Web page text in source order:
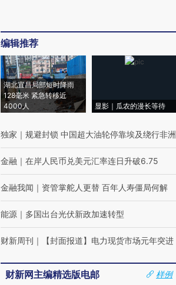
编辑推荐
湖北宜昌局部短时降雨
128毫米 紧急转移近
4000人
显影｜瓜农的漫长等待
独家 ｜ 规避封锁 中国超大油轮停靠埃及绕行非洲
金融 ｜ 在岸人民币兑美元汇率连日升破6.75
金融我闻 ｜ 资管掌舵人更替 百年人寿僵局何解
能源 ｜ 多国出台光伏新政加速转型
财新周刊 ｜ 【封面报道】电力现货市场元年突进
财新网主编精选版电邮
样例